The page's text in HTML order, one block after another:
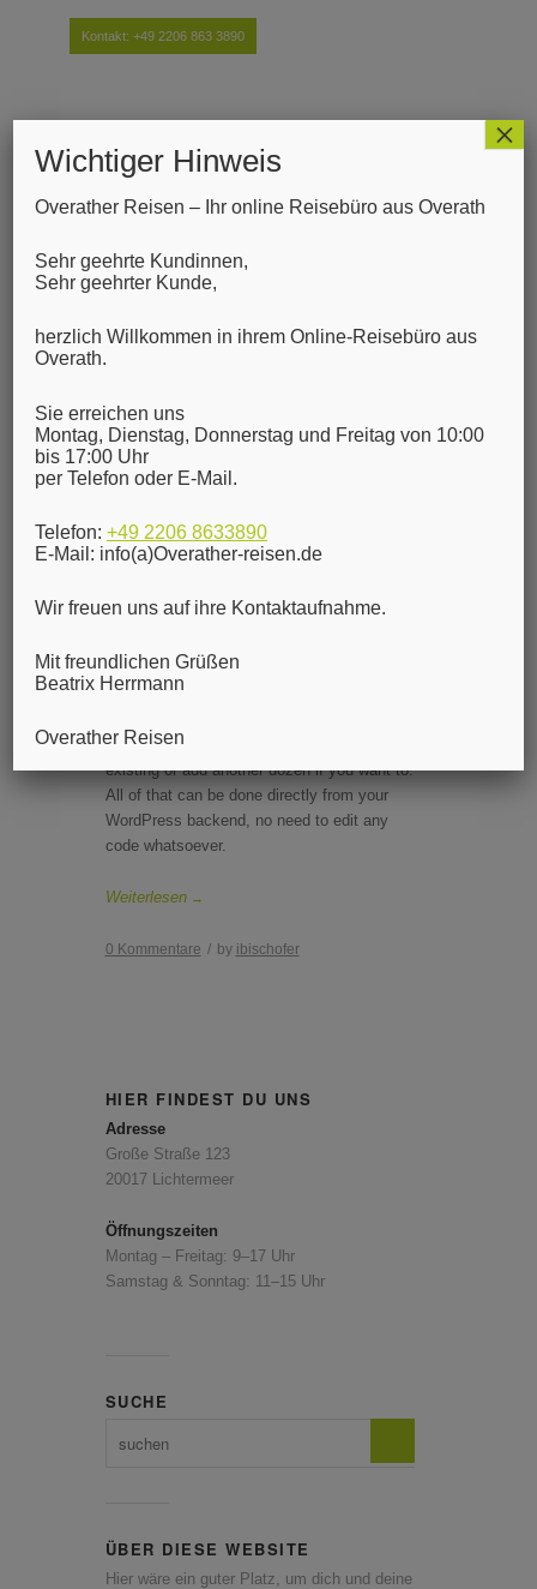
Kontakt: +49 2206 863 3890
Vimeo Video
The attributes listed above (Skills,
You can add additional ones, remove
existing or add another dozen if you want to.
All of that can be done directly from your
WordPress backend, no need to edit any
code whatsoever.
Weiterlesen→
0 Kommentare / by ibischofer
HIER FINDEST DU UNS
Adresse
Große Straße 123
20017 Lichtermeer
Öffnungszeiten
Montag – Freitag: 9–17 Uhr
Samstag & Sonntag: 11–15 Uhr
SUCHE
ÜBER DIESE WEBSITE
Hier wäre ein guter Platz, um dich und deine
Wichtiger Hinweis
Overather Reisen – Ihr online Reisebüro aus Overath
Sehr geehrte Kundinnen,
Sehr geehrter Kunde,
herzlich Willkommen in ihrem Online-Reisebüro aus
Overath.
Sie erreichen uns
Montag, Dienstag, Donnerstag und Freitag von 10:00
bis 17:00 Uhr
per Telefon oder E-Mail.
Telefon: +49 2206 8633890
E-Mail: info(a)Overather-reisen.de
Wir freuen uns auf ihre Kontaktaufnahme.
Mit freundlichen Grüßen
Beatrix Herrmann
Overather Reisen
×